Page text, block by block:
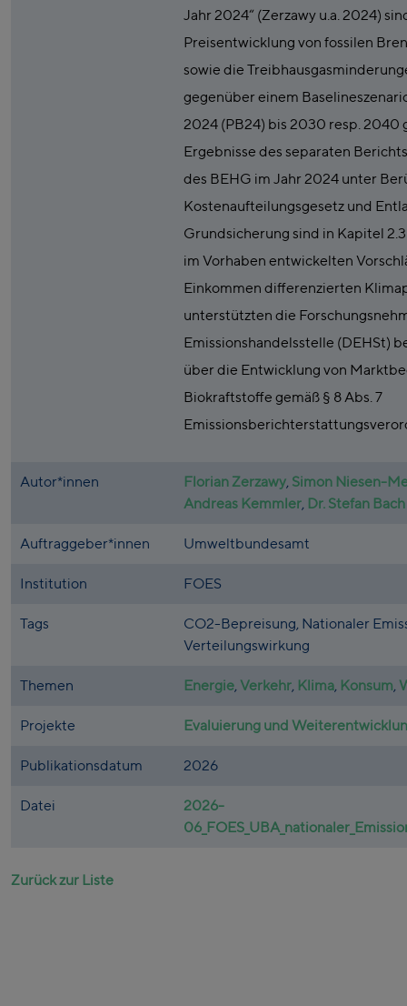
Jahr 2024“ (Zerzawy u.a. 2024)
Preisentwicklung von fossilen
sowie die
gegenüber einem
2024 (PB24) bis 2030 resp. 2040
Ergebnisse des separaten
des BEHG im Jahr 2024 unter
Kostenaufteilungsgesetz und
Grundsicherung sind in Kapitel
im Vorhaben entwickelten
Einkommen differenzierten
unterstützten die
Emissionshandelsstelle (DEHSt)
über die Entwicklung von
Biokraftstoffe gemäß § 8 Abs. 7
Autor*innen Florian Zerzawy Simon Niesen-
Andreas Kemmler Dr. Stefan Bach
Auftraggeber*innen Umweltbundesamt
Institution FOES
Tags
CO2-Bepreisung, Nationaler
Verteilungswirkung
Themen Energie Verkehr Klima Konsum
Projekte Evaluierung und
Publikationsdatum 2026
Datei
2026-
Zurück zur Liste